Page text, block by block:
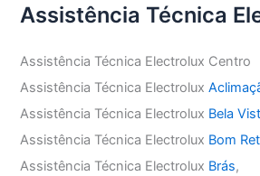
Assistência Técnica
Assistência Técnica Electrolux Centro
Assistência Técnica Electrolux
Assistência Técnica Electrolux Bela
Assistência Técnica Electrolux Bom
Assistência Técnica Electrolux Brás,